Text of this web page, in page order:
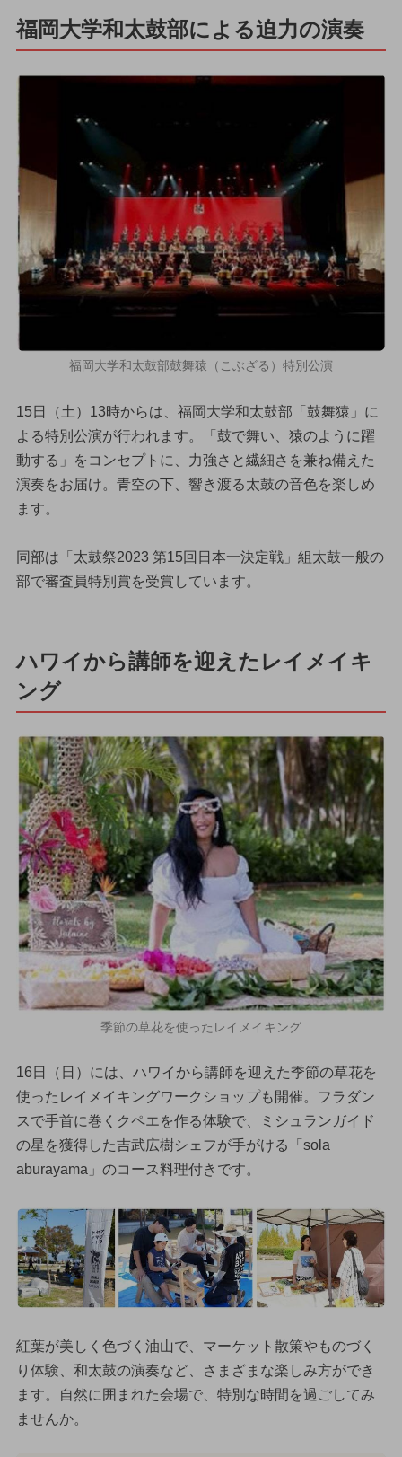
福岡大学和太鼓部による迫力の演奏
福岡大学和太鼓部鼓舞猿（こぶざる）特別公演
15日（土）13時からは、福岡大学和太鼓部「鼓舞猿」に
よる特別公演が行われます。「鼓で舞い、猿のように躍
動する」をコンセプトに、力強さと繊細さを兼ね備えた
演奏をお届け。青空の下、響き渡る太鼓の音色を楽しめ
ます。
同部は「太鼓祭2023 第15回日本一決定戦」組太鼓一般の
部で審査員特別賞を受賞しています。
ハワイから講師を迎えたレイメイキ
ング
季節の草花を使ったレイメイキング
16日（日）には、ハワイから講師を迎えた季節の草花を
使ったレイメイキングワークショップも開催。フラダン
スで手首に巻くクペエを作る体験で、ミシュランガイド
の星を獲得した吉武広樹シェフが手がける「sola
aburayama」のコース料理付きです。
紅葉が美しく色づく油山で、マーケット散策やものづく
り体験、和太鼓の演奏など、さまざまな楽しみ方ができ
ます。自然に囲まれた会場で、特別な時間を過ごしてみ
ませんか。